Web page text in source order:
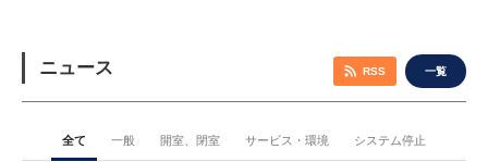
ニュース
全て 一般 開室、閉室 サービス・環境 システム停止
RSS 一覧